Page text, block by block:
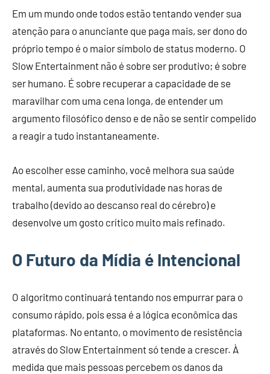
Em um mundo onde todos estão tentando vender sua
atenção para o anunciante que paga mais, ser dono do
próprio tempo é o maior símbolo de status moderno. O
Slow Entertainment não é sobre ser produtivo; é sobre
ser humano. É sobre recuperar a capacidade de se
maravilhar com uma cena longa, de entender um
argumento filosófico denso e de não se sentir compelido
a reagir a tudo instantaneamente.
Ao escolher esse caminho, você melhora sua saúde
mental, aumenta sua produtividade nas horas de
trabalho (devido ao descanso real do cérebro) e
desenvolve um gosto crítico muito mais refinado.
O Futuro da Mídia é Intencional
O algoritmo continuará tentando nos empurrar para o
consumo rápido, pois essa é a lógica econômica das
plataformas. No entanto, o movimento de resistência
através do Slow Entertainment só tende a crescer. À
medida que mais pessoas percebem os danos da